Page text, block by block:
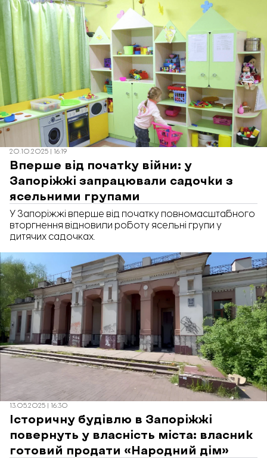
Про те, як живуть і над чим сьогодні працюють
прифронтові міста, говорили на міжрегіональній
конференції «Практики раннього відновлення
територіальних громад південного сходу України»,
на якій побувала кореспондентка «Відбудови.
Запоріжжя».
20.10.2025 | 16:19
Вперше від початку війни: у
Запоріжжі запрацювали садочки з
ясельними групами
У Запоріжжі вперше від початку повномасштабного
вторгнення відновили роботу ясельні групи у
дитячих садочках.
13.05.2025 | 16:30
Історичну будівлю в Запоріжжі
повернуть у власність міста: власник
готовий продати «Народний дім»